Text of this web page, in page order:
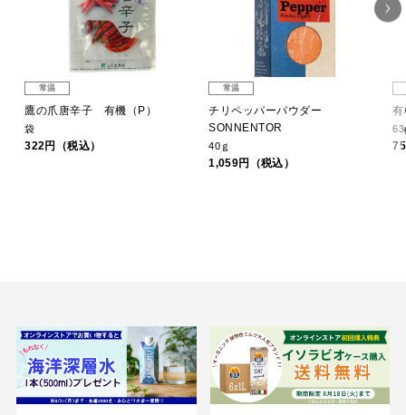
常温
鷹の爪唐辛子 有機（P）
袋
322円（税込）
常温
チリペッパーパウダー
SONNENTOR
40ｇ
1,059円（税込）